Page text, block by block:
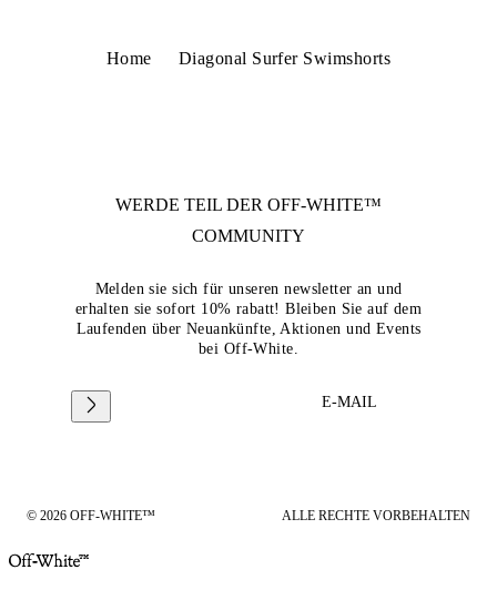
Home Diagonal Surfer Swimshorts
WERDE TEIL DER OFF-WHITE™
COMMUNITY
Melden sie sich für unseren newsletter an und
erhalten sie sofort 10% rabatt! Bleiben Sie auf dem
Laufenden über Neuankünfte, Aktionen und Events
bei Off-White.
E-MAIL
© 2026 OFF-WHITE™ ALLE RECHTE VORBEHALTEN